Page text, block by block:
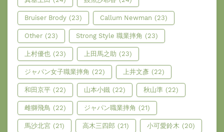
Bruiser Brody (23) Callum Newman (23)
Other (23) Strong Style 職業摔角 (23)
上村優也 (23) 上田馬之助 (23)
ジャパン女子職業摔角 (22) 上井文彥 (22)
和田京平 (22) 山本小鐵 (22) 秋山準 (22)
雌獅飛鳥 (22) ジャパン職業摔角 (21)
馬沙北宮 (21) 高木三四郎 (21) 小可愛鈴木 (20)